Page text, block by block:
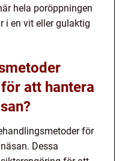
hela poröppningen
i en vit eller gulaktig
att hantera
för
Dessa